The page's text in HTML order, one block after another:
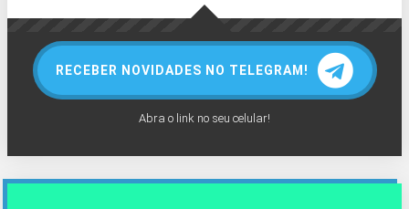
RECEBER NOVIDADES NO TELEGRAM!
Abra o link no seu celular!